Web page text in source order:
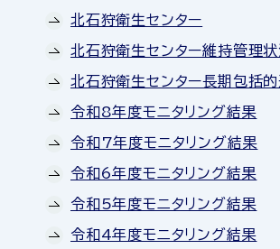
北石狩衛生センター
北石狩衛生センター維持管理
北石狩衛生センター長期包括
令和8年度モニタリング結果
令和7年度モニタリング結果
令和6年度モニタリング結果
令和5年度モニタリング結果
令和4年度モニタリング結果